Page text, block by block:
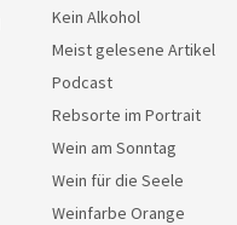
Kein Alkohol
Meist gelesene Artikel
Podcast
Rebsorte im Portrait
Wein am Sonntag
Wein für die Seele
Weinfarbe Orange